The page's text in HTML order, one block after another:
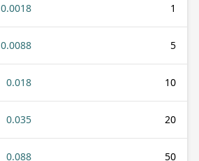
1
0.0018
5
0.0088
10
0.018
20
0.035
50
0.088